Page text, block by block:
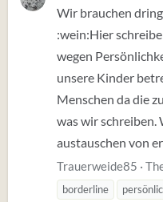
Wir brauchen
:wein:Hier
wegen
unsere Kinder
Menschen da die
was wir schreiben.
austauschen von
Trauerweide85
borderline